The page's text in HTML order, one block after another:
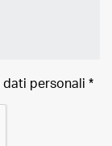
dati personali *